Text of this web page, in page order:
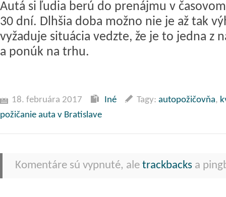
Autá si ľudia berú do prenájmu v
30 dní. Dlhšia doba možno nie je až tak
vyžaduje situácia vedzte, že je to jedna z
a ponúk na trhu.
18. februára 2017 Iné Tagy: autopožičovňa,
požičanie auta v Bratislave
Komentáre sú vypnuté, ale trackbacks a